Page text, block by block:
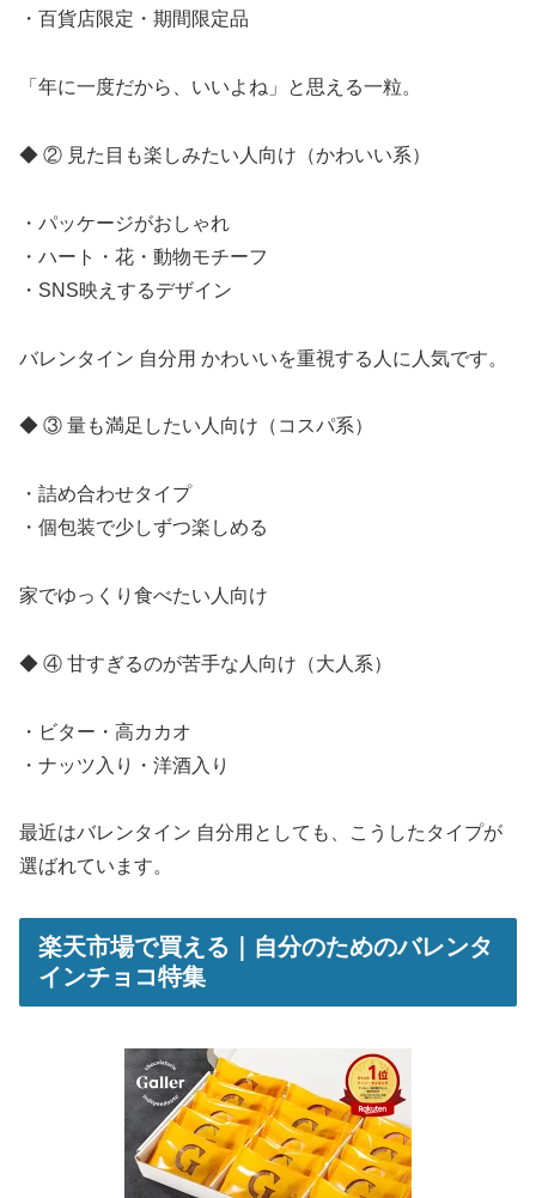
・百貨店限定・期間限定品
「年に一度だから、いいよね」と思える一粒。
◆ ② 見た目も楽しみたい人向け（かわいい系）
・パッケージがおしゃれ
・ハート・花・動物モチーフ
・SNS映えするデザイン
バレンタイン 自分用 かわいいを重視する人に人気です。
◆ ③ 量も満足したい人向け（コスパ系）
・詰め合わせタイプ
・個包装で少しずつ楽しめる
家でゆっくり食べたい人向け
◆ ④ 甘すぎるのが苦手な人向け（大人系）
・ビター・高カカオ
・ナッツ入り・洋酒入り
最近はバレンタイン 自分用としても、こうしたタイプが
選ばれています。
楽天市場で買える｜自分のためのバレンタ
インチョコ特集